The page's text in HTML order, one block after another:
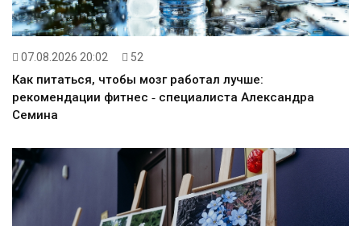
07.08.2026 20:02 52
Как питаться, чтобы мозг работал лучше:
рекомендации фитнес ‑ специалиста Александра
Семина